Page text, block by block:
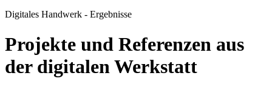
Digitales Handwerk - Ergebnisse
Projekte und Referenzen aus
der digitalen Werkstatt